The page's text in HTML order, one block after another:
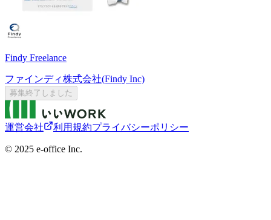
Findy Freelance
ファインディ株式会社(Findy Inc)
募集終了しました
運営会社 利用規約プライバシーポリシー
©︎ 2025 e-office Inc.